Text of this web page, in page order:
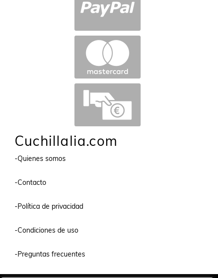
Cuchillalia.com
-Quienes somos
-Contacto
-Política de privacidad
-Condiciones de uso
-Preguntas frecuentes